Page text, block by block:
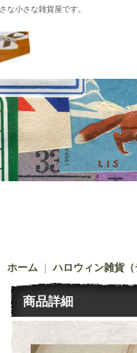
な小さな雑貨屋です。
ホーム ハロウィン雑貨（
商品詳細